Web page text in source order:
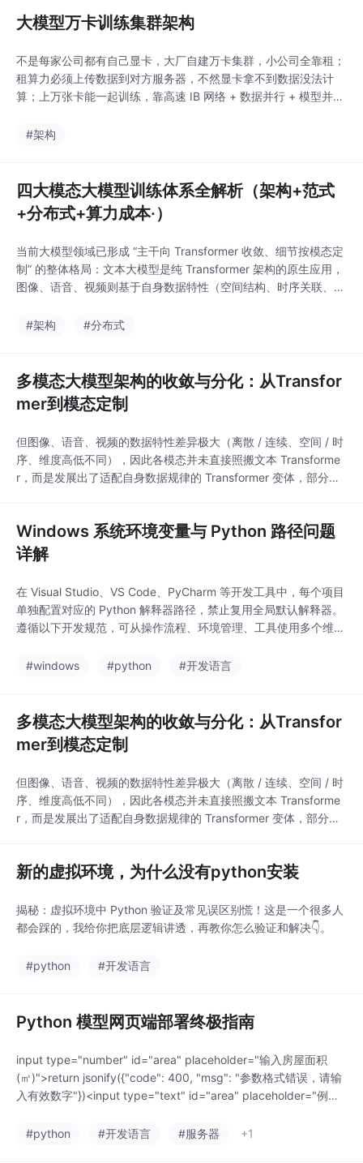
大模型万卡训练集群架构
不是每家公司都有自己显卡，大厂自建万卡集群，小公司全靠租；
租算力必须上传数据到对方服务器，不然显卡拿不到数据没法计
算；上万张卡能一起训练，靠高速 IB 网络 + 数据并行 + 模型并行
#架构
四大模态大模型训练体系全解析（架构+范式
+分布式+算力成本·）
当前大模型领域已形成 “主干向 Transformer 收敛、细节按模态定
制” 的整体格局：文本大模型是纯 Transformer 架构的原生应用，
图像、语音、视频则基于自身数据特性（空间结构、时序关联、维
式、分布式工程方案与算力成本模型。语音是一维时序连续信号，
#架构 #分布式
多模态大模型架构的收敛与分化：从Transfor
mer到模态定制
但图像、语音、视频的数据特性差异极大（离散 / 连续、空间 / 时
序、维度高低不同），因此各模态并未直接照搬文本 Transforme
r，而是发展出了适配自身数据规律的 Transformer 变体，部分保
Transformer 主导的迭代，生成式模型近年完成了从
Windows 系统环境变量与 Python 路径问题
详解
在 Visual Studio、VS Code、PyCharm 等开发工具中，每个项目
单独配置对应的 Python 解释器路径，禁止复用全局默认解释器。
遵循以下开发规范，可从操作流程、环境管理、工具使用多个维度
n 之间互不干扰。每个独立项目必须对应专属的虚拟运行环境，禁
#windows #python #开发语言
多模态大模型架构的收敛与分化：从Transfor
mer到模态定制
但图像、语音、视频的数据特性差异极大（离散 / 连续、空间 / 时
序、维度高低不同），因此各模态并未直接照搬文本 Transforme
r，而是发展出了适配自身数据规律的 Transformer 变体，部分保
Transformer 主导的迭代，生成式模型近年完成了从
新的虚拟环境，为什么没有python安装
揭秘：虚拟环境中 Python 验证及常见误区别慌！这是一个很多人
都会踩的，我给你把底层逻辑讲透，再教你怎么验证和解决👇。
#python #开发语言
Python 模型网页端部署终极指南
input type="number" id="area" placeholder="输入房屋面积
(㎡)">return jsonify({"code": 400, "msg": "参数格式错误，请输
入有效数字"})<input type="text" id="area" placeholder="例
=======
#python #开发语言 #服务器 +1